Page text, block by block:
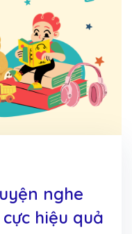
nghe
hiệu quả